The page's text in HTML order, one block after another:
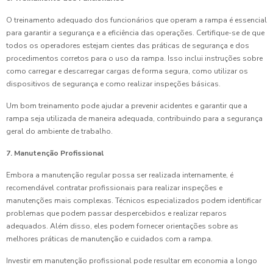
O treinamento adequado dos funcionários que operam a rampa é essencial
para garantir a segurança e a eficiência das operações. Certifique-se de que
todos os operadores estejam cientes das práticas de segurança e dos
procedimentos corretos para o uso da rampa. Isso inclui instruções sobre
como carregar e descarregar cargas de forma segura, como utilizar os
dispositivos de segurança e como realizar inspeções básicas.
Um bom treinamento pode ajudar a prevenir acidentes e garantir que a
rampa seja utilizada de maneira adequada, contribuindo para a segurança
geral do ambiente de trabalho.
7. Manutenção Profissional
Embora a manutenção regular possa ser realizada internamente, é
recomendável contratar profissionais para realizar inspeções e
manutenções mais complexas. Técnicos especializados podem identificar
problemas que podem passar despercebidos e realizar reparos
adequados. Além disso, eles podem fornecer orientações sobre as
melhores práticas de manutenção e cuidados com a rampa.
Investir em manutenção profissional pode resultar em economia a longo